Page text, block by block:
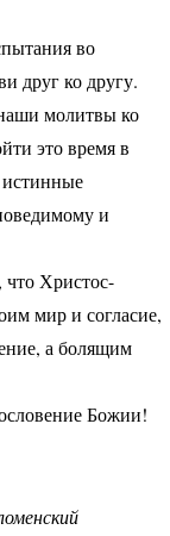
во
друг ко другу.
молитвы ко
это время в
и
Христос-
мир и согласие,
а болящим
Божии!